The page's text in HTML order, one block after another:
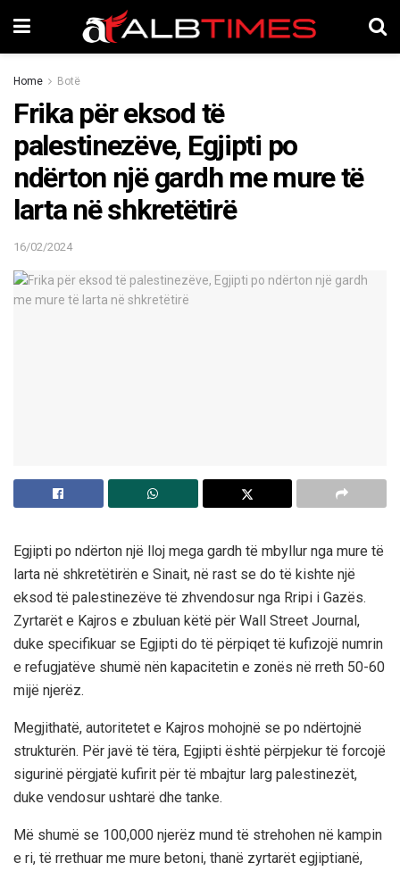
Home Botë
Frika për eksod të
palestinezëve, Egjipti po
ndërton një gardh me mure të
larta në shkretëtirë
16/02/2024
Egjipti po ndërton një lloj mega gardh të mbyllur nga mure të
larta në shkretëtirën e Sinait, në rast se do të kishte një
eksod të palestinezëve të zhvendosur nga Rripi i Gazës.
Zyrtarët e Kajros e zbuluan këtë për Wall Street Journal,
duke specifikuar se Egjipti do të përpiqet të kufizojë numrin
e refugjatëve shumë nën kapacitetin e zonës në rreth 50-60
mijë njerëz.
Megjithatë, autoritetet e Kajros mohojnë se po ndërtojnë
strukturën. Për javë të tëra, Egjipti është përpjekur të forcojë
sigurinë përgjatë kufirit për të mbajtur larg palestinezët,
duke vendosur ushtarë dhe tanke.
Më shumë se 100,000 njerëz mund të strehohen në kampin
e ri, të rrethuar me mure betoni, thanë zyrtarët egjiptianë,